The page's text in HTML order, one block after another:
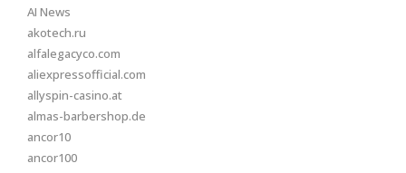
AI News
akotech.ru
alfalegacyco.com
aliexpressofficial.com
allyspin-casino.at
almas-barbershop.de
ancor10
ancor100